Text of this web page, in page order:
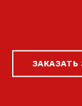
ЗАКАЗАТЬ